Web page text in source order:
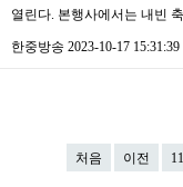
열린다. 본행사에서는 내빈
한중방송 2023-10-17 15:31:39
처음 이전 11